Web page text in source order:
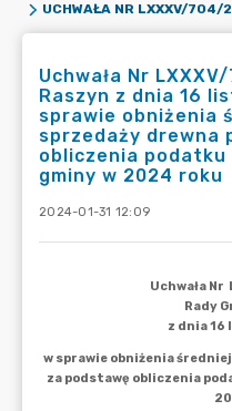
Uchwała Nr
Raszyn z dnia 16
sprawie obniżenia
sprzedaży drewna
obliczenia podatku
gminy w 2024 roku
2024-01-31 12:09